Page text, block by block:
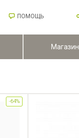
-64%
ПОМОЩЬ
Магазин